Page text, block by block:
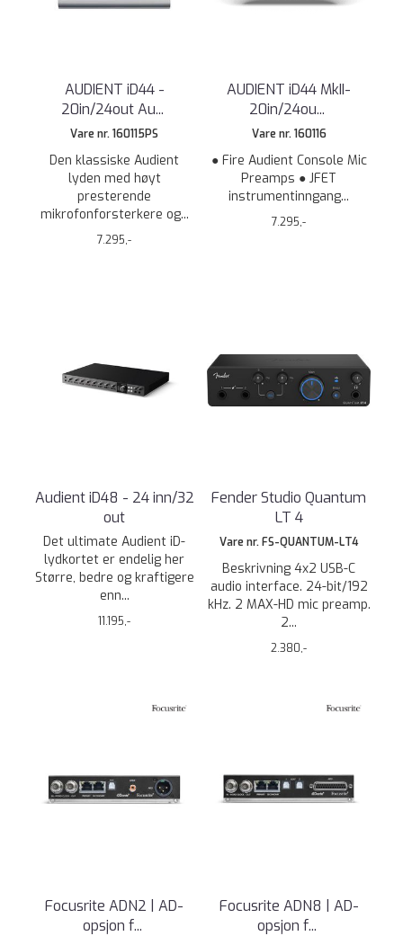
AUDIENT iD44 -
20in/24out Au...
Vare nr. 160115PS
Den klassiske Audient
lyden med høyt
presterende
mikrofonforsterkere og...
7.295,-
AUDIENT iD44 MkII-
20in/24ou...
Vare nr. 160116
● Fire Audient Console Mic
Preamps ● JFET
instrumentinngang...
7.295,-
Audient iD48 - 24 inn/32
out
Det ultimate Audient iD-
lydkortet er endelig her
Større, bedre og kraftigere
enn...
11.195,-
Fender Studio Quantum
LT 4
Vare nr. FS-QUANTUM-LT4
Beskrivning 4x2 USB-C
audio interface. 24-bit/192
kHz. 2 MAX-HD mic preamp.
2...
2.380,-
Focusrite ADN2 | AD-
opsjon f...
Focusrite ADN8 | AD-
opsjon f...